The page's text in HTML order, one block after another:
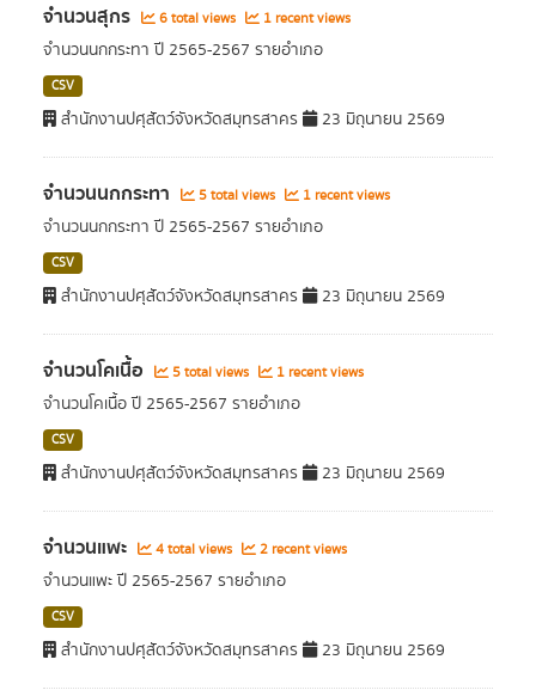
จำนวนสุกร 6 total views 1 recent views
จำนวนนกกระทา ปี 2565-2567 รายอำเภอ
CSV
สำนักงานปศุสัตว์จังหวัดสมุทรสาคร 23 มิถุนายน 2569
จำนวนนกกระทา 5 total views 1 recent views
จำนวนนกกระทา ปี 2565-2567 รายอำเภอ
CSV
สำนักงานปศุสัตว์จังหวัดสมุทรสาคร 23 มิถุนายน 2569
จำนวนโคเนื้อ 5 total views 1 recent views
จำนวนโคเนื้อ ปี 2565-2567 รายอำเภอ
CSV
สำนักงานปศุสัตว์จังหวัดสมุทรสาคร 23 มิถุนายน 2569
จำนวนแพะ 4 total views 2 recent views
จำนวนแพะ ปี 2565-2567 รายอำเภอ
CSV
สำนักงานปศุสัตว์จังหวัดสมุทรสาคร 23 มิถุนายน 2569